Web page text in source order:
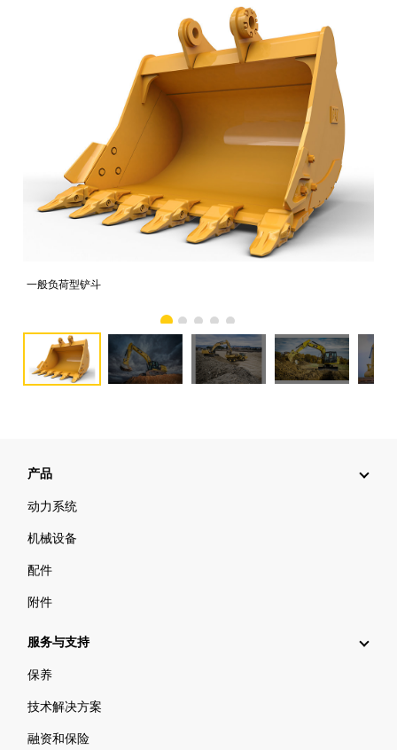
一般负荷型铲斗
产品
动力系统
机械设备
配件
附件
服务与支持
保养
技术解决方案
融资和保险